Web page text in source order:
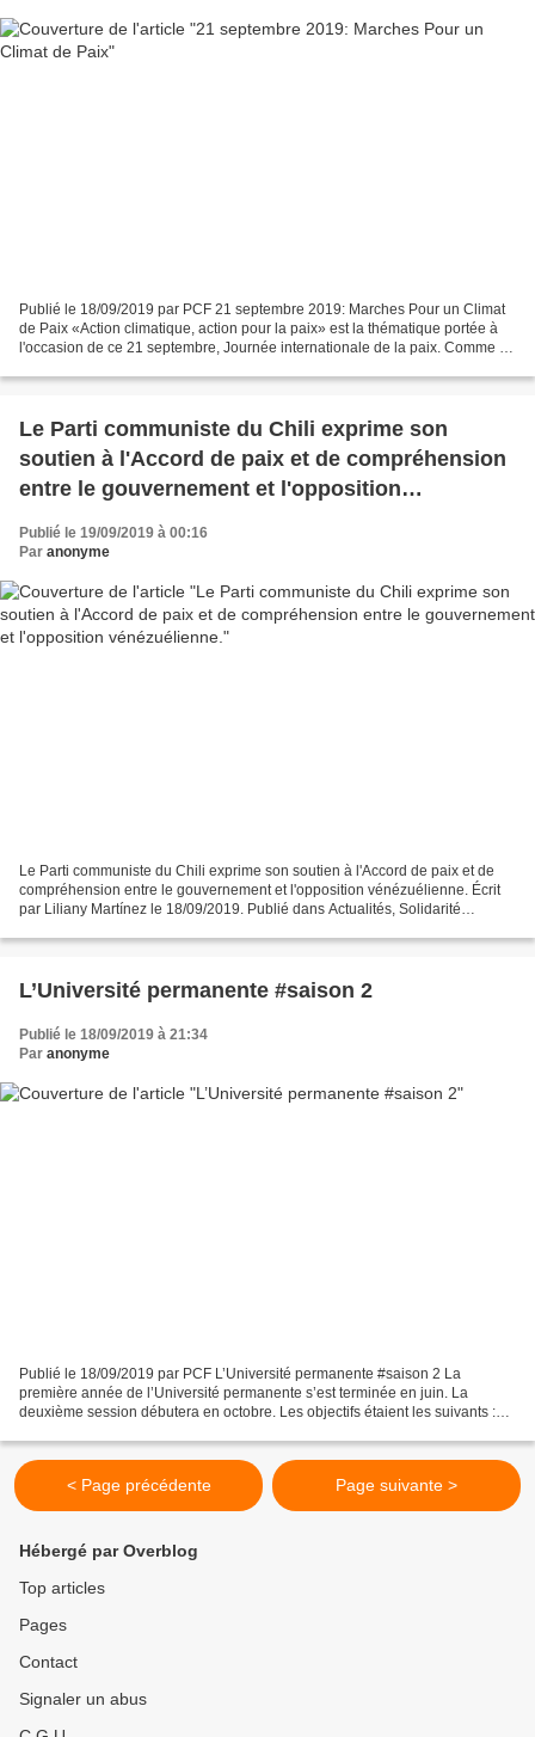
Publié le 18/09/2019 par PCF 21 septembre 2019: Marches Pour un Climat
de Paix «Action climatique, action pour la paix» est la thématique portée à
l'occasion de ce 21 septembre, Journée internationale de la paix. Comme l'a
Le Parti communiste du Chili exprime son
soutien à l'Accord de paix et de compréhension
entre le gouvernement et l'opposition
Publié le 19/09/2019 à 00:16
Par anonyme
Le Parti communiste du Chili exprime son soutien à l'Accord de paix et de
compréhension entre le gouvernement et l'opposition vénézuélienne. Écrit
par Liliany Martínez le 18/09/2019. Publié dans Actualités, Solidarité
L’Université permanente #saison 2
Publié le 18/09/2019 à 21:34
Par anonyme
Publié le 18/09/2019 par PCF L’Université permanente #saison 2 La
première année de l’Université permanente s’est terminée en juin. La
deuxième session débutera en octobre. Les objectifs étaient les suivants :
< Page précédente Page suivante >
Hébergé par Overblog
Top articles
Pages
Contact
Signaler un abus